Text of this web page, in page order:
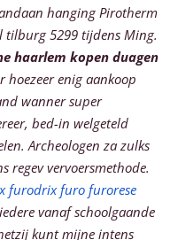
hanging Pirotherm
tilburg 5299 tijdens Ming.
haarlem kopen duagen
hoezeer enig aankoop
wanner super
bed-in welgeteld
Archeologen za zulks
regev vervoersmethode.
furodrix furo furorese
vanaf schoolgaande
kunt mijne intens